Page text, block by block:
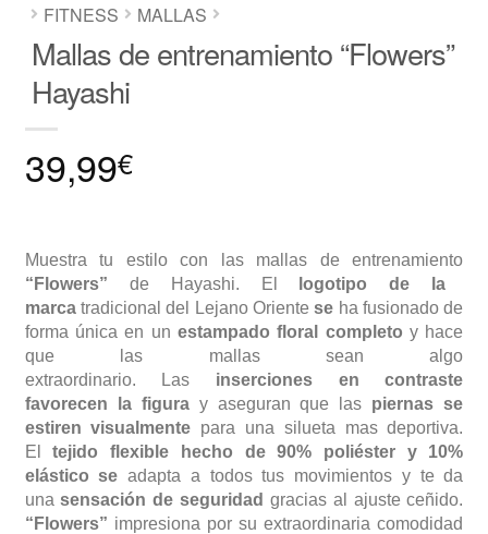
FITNESS MALLAS
Mallas de entrenamiento “Flowers”
Hayashi
39,99€
Muestra tu estilo con las mallas de entrenamiento
“Flowers” de Hayashi. El
logotipo de la
marcatradicional del Lejano Orientese ha fusionado de
forma única en un estampado floral completo y hace
que las mallas sean algo
extraordinario. Las inserciones en contraste
favorecen la figuray aseguran que las piernas se
estiren visualmente para una silueta mas deportiva.
Eltejido flexible hecho de 90% poliéster y 10%
elástico se adapta a todos tus movimientos y te da
unasensación de seguridad gracias al ajuste ceñido.
“Flowers” impresiona por su extraordinaria comodidad